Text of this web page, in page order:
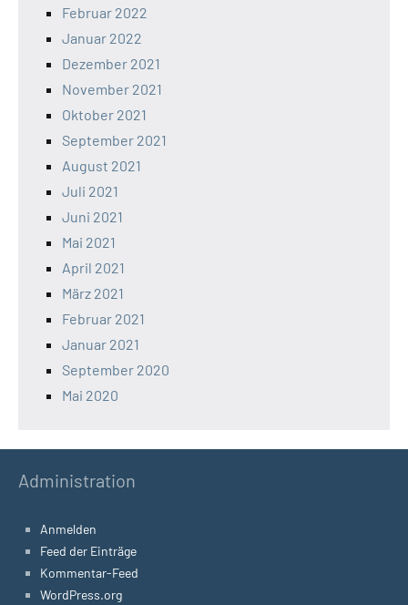
Februar 2022
Januar 2022
Dezember 2021
November 2021
Oktober 2021
September 2021
August 2021
Juli 2021
Juni 2021
Mai 2021
April 2021
März 2021
Februar 2021
Januar 2021
September 2020
Mai 2020
Administration
Anmelden
Feed der Einträge
Kommentar-Feed
WordPress.org